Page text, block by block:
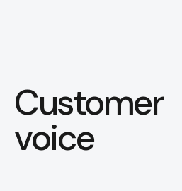
Customer
voice